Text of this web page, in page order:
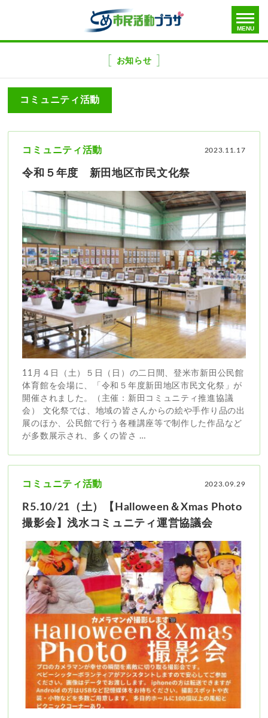
ニ
toggle
menu
MENU
お知らせ
コミュニティ活動
2023.11.17
コミュニティ活動
令和５年度 新田地区市民文化祭
11月４日（土）５日（日）の二日間、登米市新田公民館
体育館を会場に、「令和５年度新田地区市民文化祭」が
開催されました。（主催：新田コミュニティ推進協議
会） 文化祭では、地域の皆さんからの絵や手作り品の出
展のほか、公民館で行う各種講座等で制作した作品など
が多数展示され、多くの皆さ …
2023.09.29
コミュニティ活動
R5.10/21（土）【Halloween＆Xmas Photo
撮影会】浅水コミュニティ運営協議会